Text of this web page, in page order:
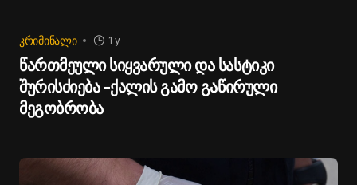
ᲙᲠᲘᲛᲘᲜᲐᲚᲘ 1 y
წართმეული სიყვარული და სასტიკი
შურისძიება -ქალის გამო გაწირული
მეგობრობა